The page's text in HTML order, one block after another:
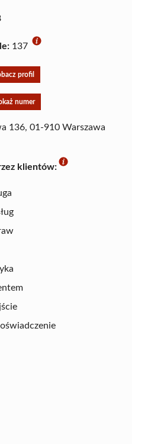
137
profil
numer
136, 01-910 Warszawa
klientów: